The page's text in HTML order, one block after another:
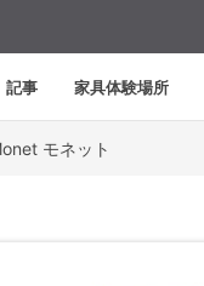
記事 家具体験場所
モネット